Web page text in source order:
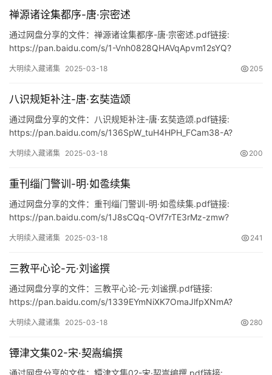
县
志
关
于
站
禅源诸诠集都序-唐·宗密述
通过网盘分享的文件：禅源诸诠集都序-唐·宗密述.pdf链接:
https://pan.baidu.com/s/1-Vnh0828QHAVqApvm12sYQ?
大明续入藏诸集 2025-03-18 205
八识规矩补注-唐·玄奘造颂
通过网盘分享的文件：八识规矩补注-唐·玄奘造颂.pdf链接:
https://pan.baidu.com/s/136SpW_tuH4HPH_FCam38-A?
大明续入藏诸集 2025-03-18 200
重刊缁门警训-明·如卺续集
通过网盘分享的文件：重刊缁门警训-明·如卺续集.pdf链接:
https://pan.baidu.com/s/1J8sCQq-OVf7rTE3rMz-zmw?
大明续入藏诸集 2025-03-18 241
三教平心论-元·刘谧撰
通过网盘分享的文件：三教平心论-元·刘谧撰.pdf链接:
https://pan.baidu.com/s/1339EYmNiXK7OmaJlfpXNmA?
大明续入藏诸集 2025-03-18 280
镡津文集02-宋·契嵩编撰